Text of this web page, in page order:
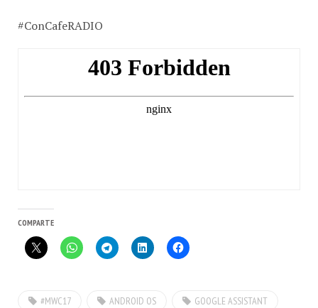
#ConCafeRADIO
COMPARTE
#MWC17 ANDROID OS
GOOGLE ASSISTANT